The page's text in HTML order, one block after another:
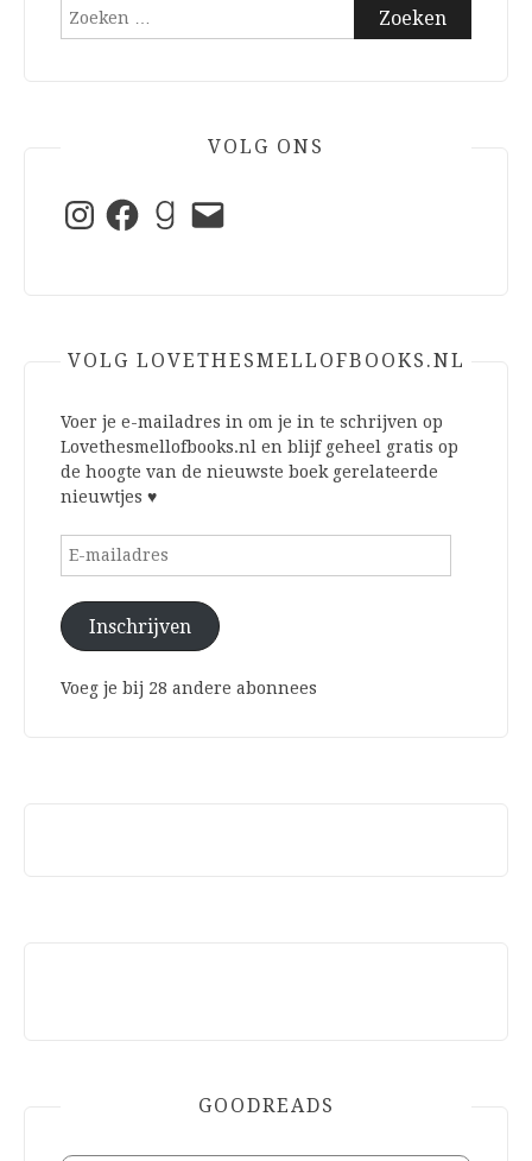
Zoeken
VOLG ONS
InstagramFacebookGoodreads
E-
mail
VOLG LOVETHESMELLOFBOOKS.NL
Voer je e-mailadres in om je in te schrijven op
Lovethesmellofbooks.nl en blijf geheel gratis op
de hoogte van de nieuwste boek gerelateerde
nieuwtjes ♥
E-
Inschrijven
Voeg je bij 28 andere abonnees
GOODREADS